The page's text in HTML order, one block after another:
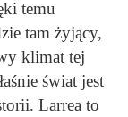
temu
tam żyjący,
klimat tej
świat jest
Larrea to